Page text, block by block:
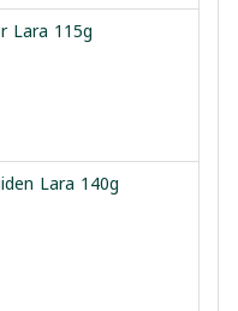
Lara 115g
Lara 140g